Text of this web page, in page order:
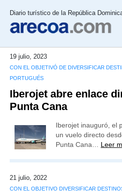
Diario turístico de la República
19 julio, 2023
CON EL OBJETIVÓ DE DIVERSIFICAR
PORTUGUÉS
Iberojet abre enlace
Punta Cana
Iberojet inauguró, el
un vuelo directo
Punta Cana… Leer
21 julio, 2022
CON EL OBJETIVO DIVERSIFICAR